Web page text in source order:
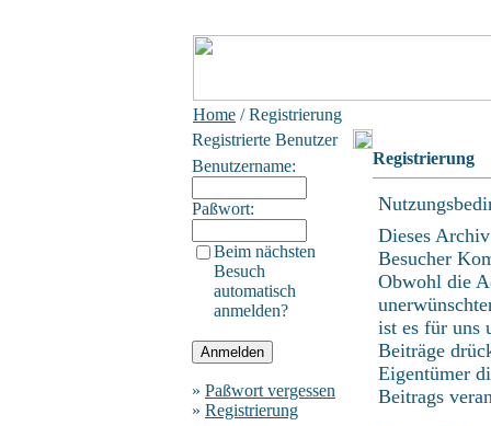
Home / Registrierung
Registrierte Benutzer
Benutzername:
Paßwort:
Beim nächsten
Besuch
automatisch
anmelden?
» Paßwort vergessen
» Registrierung
Registrierung
Dieses
Besucher
Obwohl die
ist es für uns
Beiträge
Eigentümer
Beitrags